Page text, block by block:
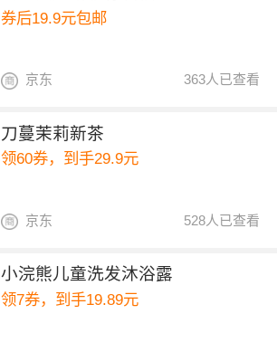
券后19.9元包邮
363人已查看
京东
刀蔓茉莉新茶
领60券，到手29.9元
528人已查看
京东
小浣熊儿童洗发沐浴露
领7券，到手19.89元